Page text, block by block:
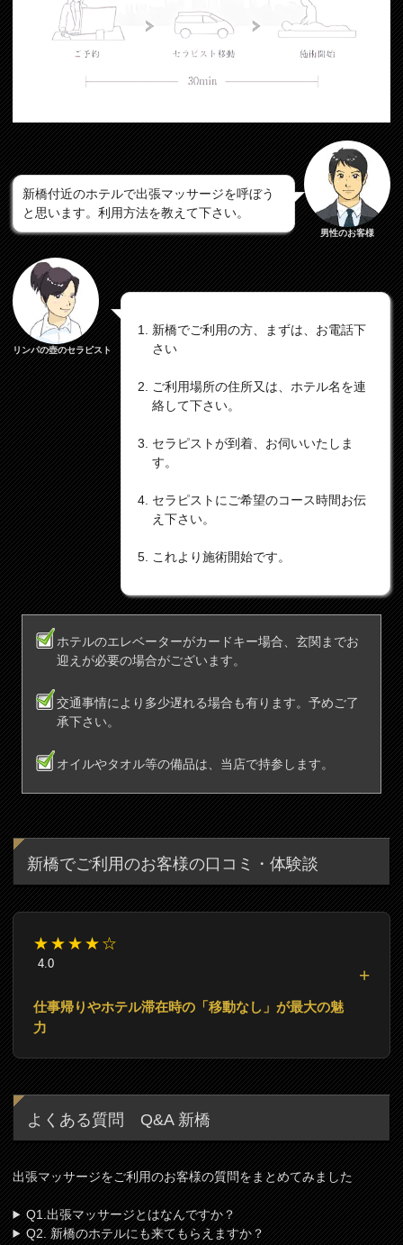
新橋付近のホテルで出張マッサージを呼ぼう
と思います。利用方法を教えて下さい。
男性のお客様
リンパの壺のセラピスト
新橋でご利用の方、まずは、お電話下
さい
ご利用場所の住所又は、ホテル名を連
絡して下さい。
セラピストが到着、お伺いいたしま
す。
セラピストにご希望のコース時間お伝
え下さい。
これより施術開始です。
ホテルのエレベーターがカードキー場合、玄関までお
迎えが必要の場合がございます。
交通事情により多少遅れる場合も有ります。予めご了
承下さい。
オイルやタオル等の備品は、当店で持参します。
新橋でご利用のお客様の口コミ・体験談
★★★★☆
4.0
仕事帰りやホテル滞在時の「移動なし」が最大の魅
力
よくある質問 Q&A 新橋
出張マッサージをご利用のお客様の質問をまとめてみました
Q1.出張マッサージとはなんですか？
Q2. 新橋のホテルにも来てもらえますか？